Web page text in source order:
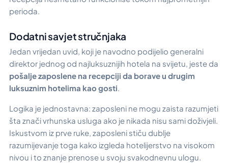
perioda.
Dodatni savjet stručnjaka
Jedan vrijedan uvid, koji je navodno podijelio generalni
direktor jednog od najluksuznijih hotela na svijetu, jeste da
pošalje zaposlene na recepciji da borave u drugim
luksuznim hotelima kao gosti
Logika je jednostavna: zaposleni ne mogu zaista razumjeti
šta znači vrhunska usluga ako je nikada nisu sami doživjeli.
Iskustvom iz prve ruke, zaposleni stiču dublje
razumijevanje toga kako izgleda hotelijerstvo na visokom
nivou i to znanje prenose u svoju svakodnevnu ulogu.